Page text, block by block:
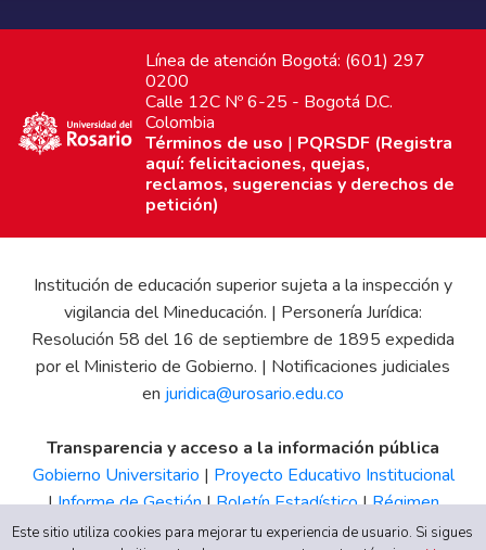
Línea de atención Bogotá: (601) 297
0200
Calle 12C Nº 6-25 - Bogotá D.C.
Colombia
Términos de uso | PQRSDF (Registra
aquí: felicitaciones, quejas,
reclamos, sugerencias y derechos de
petición)
Institución de educación superior sujeta a la inspección y
vigilancia del Mineducación. | Personería Jurídica:
Resolución 58 del 16 de septiembre de 1895 expedida
por el Ministerio de Gobierno. | Notificaciones judiciales
en juridica@urosario.edu.co
Transparencia y acceso a la información pública
Gobierno Universitario | Proyecto Educativo Institucional
|Informe de Gestión|Boletín Estadístico|Régimen
Tributario|Estados Financieros |Código de Ética| Canal
Este sitio utiliza cookies para mejorar tu experiencia de usuario. Si sigues